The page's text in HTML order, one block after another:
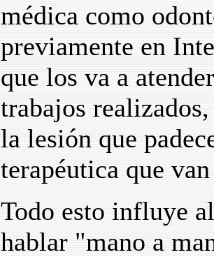
médica como
previamente en
que los va a
trabajos
la lesión que
terapéutica que
Todo esto influye
hablar "mano a